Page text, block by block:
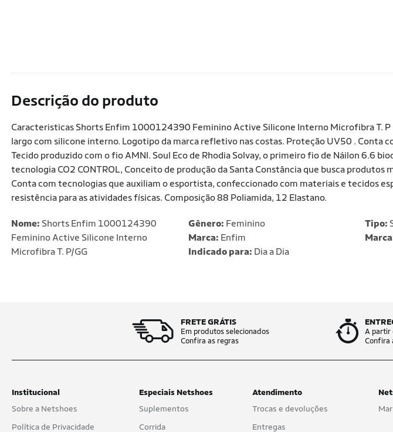
Descrição do produto
Caracteristicas Shorts Enfim 1000124390 Feminino Active Silicone Interno Microfibra T. P
largo com silicone interno. Logotipo da marca refletivo nas costas. Proteção UV50 . Conta
Tecido produzido com o fio AMNI. Soul Eco de Rhodia Solvay, o primeiro fio de Náilon 6.6
tecnologia CO2 CONTROL, Conceito de produção da Santa Constância que busca produtos
Conta com tecnologias que auxiliam o esportista, confeccionado com materiais e tecidos
resistência para as atividades físicas. Composição 88 Poliamida, 12 Elastano.
Nome: Shorts Enfim 1000124390
Feminino Active Silicone Interno
Microfibra T. P/GG
Gênero: Feminino
Marca: Enfim
Indicado para: Dia a Dia
Tipo:
FRETE GRÁTIS
Em produtos selecionados
Confira as regras
A partir
Confira
Institucional
Sobre a Netshoes
Política de Privacidade
Especiais Netshoes
Suplementos
Corrida
Atendimento
Trocas e devoluções
Entregas